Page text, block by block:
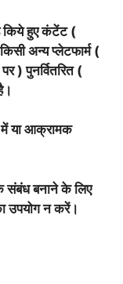
किये हुए कंटेंट (
अन्य प्लेटफार्म (
) पुनर्वितरित (
में या आक्रामक
संबंध बनाने के लिए
उपयोग न करें।